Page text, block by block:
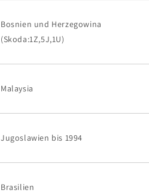
Bosnien und Herzegowina
(Skoda:1Z,5J,1U)
Malaysia
Jugoslawien bis 1994
Brasilien